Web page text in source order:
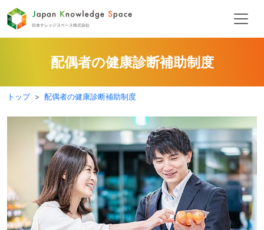
配偶者の健康診断補助制度
トップ 配偶者の健康診断補助制度